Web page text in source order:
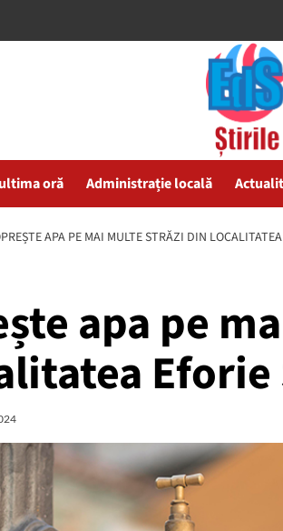
oră Administrație locală
APA PE MAI MULTE STRĂZI DIN
apa pe
Eforie